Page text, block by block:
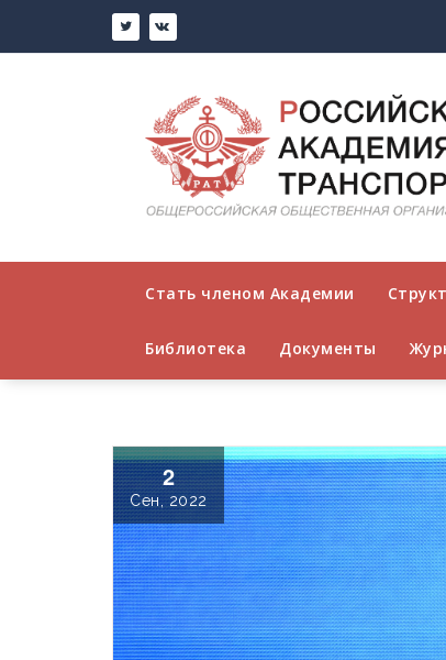
Стать членом Академии
Библиотека Документы
2
Сен, 2022